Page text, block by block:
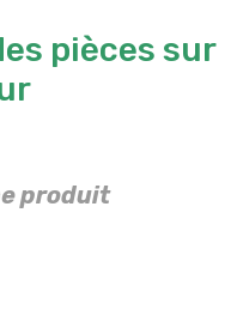
pièces sur
produit